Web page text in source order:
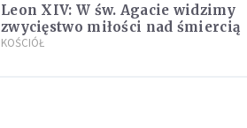
Leon XIV: W św. Agacie widzimy
zwycięstwo miłości nad śmiercią
KOŚCIÓŁ